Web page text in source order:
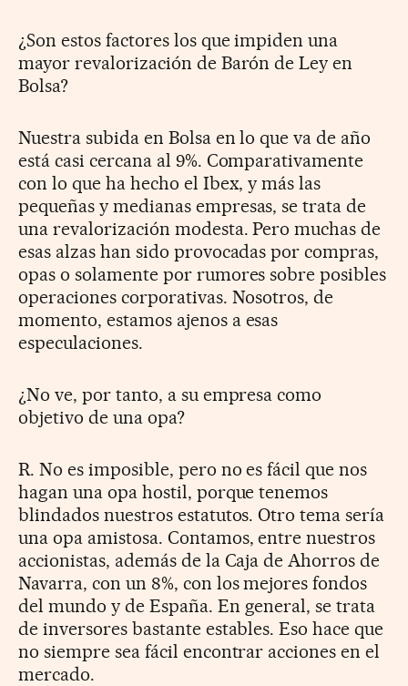
¿Son estos factores los que impiden una
mayor revalorización de Barón de Ley en
Bolsa?
Nuestra subida en Bolsa en lo que va de año
está casi cercana al 9%. Comparativamente
con lo que ha hecho el Ibex, y más las
pequeñas y medianas empresas, se trata de
una revalorización modesta. Pero muchas de
esas alzas han sido provocadas por compras,
opas o solamente por rumores sobre posibles
operaciones corporativas. Nosotros, de
momento, estamos ajenos a esas
especulaciones.
¿No ve, por tanto, a su empresa como
objetivo de una opa?
R. No es imposible, pero no es fácil que nos
hagan una opa hostil, porque tenemos
blindados nuestros estatutos. Otro tema sería
una opa amistosa. Contamos, entre nuestros
accionistas, además de la Caja de Ahorros de
Navarra, con un 8%, con los mejores fondos
del mundo y de España. En general, se trata
de inversores bastante estables. Eso hace que
no siempre sea fácil encontrar acciones en el
mercado.